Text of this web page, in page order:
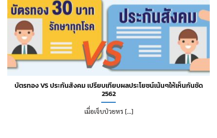
บัตรทอง VS ประกันสังคม เปรียบเทียบผลประโยชน์เน้นๆให้เห็นกันชัด
2562
เมื่อเจ็บป่วยหร [...]